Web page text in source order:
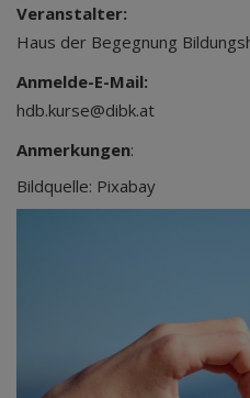
Veranstalter:
Haus der Begegnung
Anmelde-E-Mail:
hdb.kurse@dibk.at
Anmerkungen:
Bildquelle: Pixabay